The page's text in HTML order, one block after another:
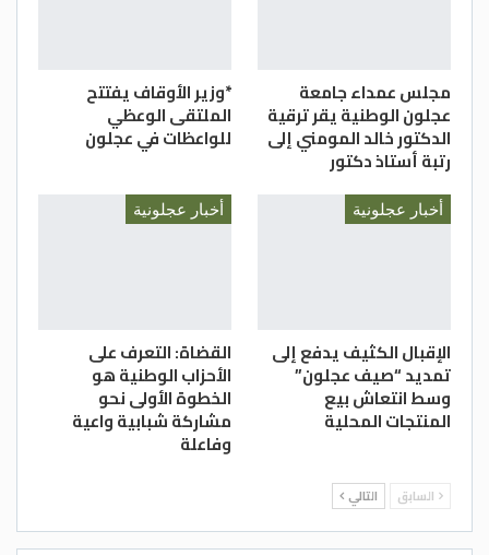
مجلس عمداء جامعة
عجلون الوطنية يقر ترقية
الدكتور خالد المومني إلى
رتبة أستاذ دكتور
*وزير الأوقاف يفتتح
الملتقى الوعظي
للواعظات في عجلون
أخبار عجلونية
الإقبال الكثيف يدفع إلى
تمديد “صيف عجلون”
وسط انتعاش بيع
المنتجات المحلية
أخبار عجلونية
القضاة: التعرف على
الأحزاب الوطنية هو
الخطوة الأولى نحو
مشاركة شبابية واعية
وفاعلة
السابق التالي